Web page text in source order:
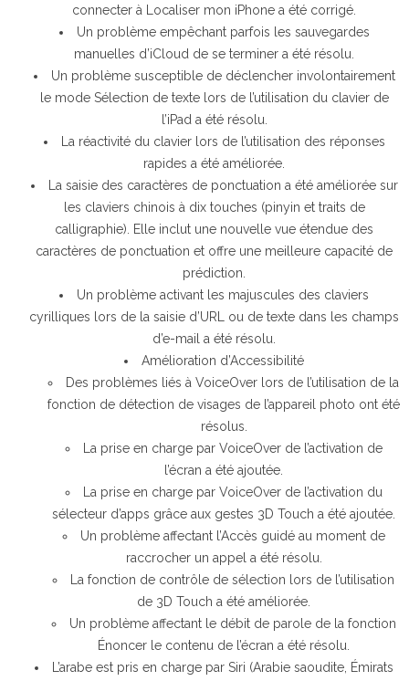
connecter à Localiser mon iPhone a été corrigé.
Un problème empêchant parfois les sauvegardes
manuelles d’iCloud de se terminer a été résolu.
Un problème susceptible de déclencher involontairement
le mode Sélection de texte lors de l’utilisation du clavier de
l’iPad a été résolu.
La réactivité du clavier lors de l’utilisation des réponses
rapides a été améliorée.
La saisie des caractères de ponctuation a été améliorée sur
les claviers chinois à dix touches (pinyin et traits de
calligraphie). Elle inclut une nouvelle vue étendue des
caractères de ponctuation et offre une meilleure capacité de
prédiction.
Un problème activant les majuscules des claviers
cyrilliques lors de la saisie d’URL ou de texte dans les champs
d’e-mail a été résolu.
Amélioration d’Accessibilité
Des problèmes liés à VoiceOver lors de l’utilisation de la
fonction de détection de visages de l’appareil photo ont été
résolus.
La prise en charge par VoiceOver de l’activation de
l’écran a été ajoutée.
La prise en charge par VoiceOver de l’activation du
sélecteur d’apps grâce aux gestes 3D Touch a été ajoutée.
Un problème affectant l’Accès guidé au moment de
raccrocher un appel a été résolu.
La fonction de contrôle de sélection lors de l’utilisation
de 3D Touch a été améliorée.
Un problème affectant le débit de parole de la fonction
Énoncer le contenu de l’écran a été résolu.
L’arabe est pris en charge par Siri (Arabie saoudite, Émirats